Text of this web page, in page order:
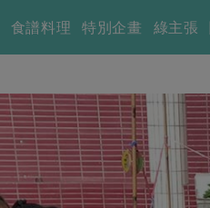
食譜料理 特別企畫 綠主張